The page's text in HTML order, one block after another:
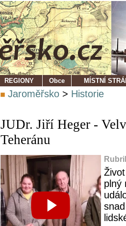
REGIONY Obce MÍSTNÍ
Jaroměřsko > Historie
JUDr. Jiří Heger -
Teheránu
plný